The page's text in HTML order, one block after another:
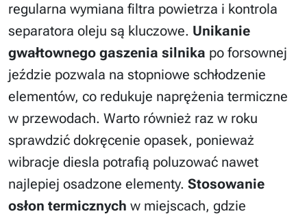
regularna wymiana filtra powietrza i kontrola
separatora oleju są kluczowe. Unikanie
gwałtownego gaszenia silnika po forsownej
jeździe pozwala na stopniowe schłodzenie
elementów, co redukuje naprężenia termiczne
w przewodach. Warto również raz w roku
sprawdzić dokręcenie opasek, ponieważ
wibracje diesla potrafią poluzować nawet
najlepiej osadzone elementy. Stosowanie
osłon termicznych w miejscach, gdzie